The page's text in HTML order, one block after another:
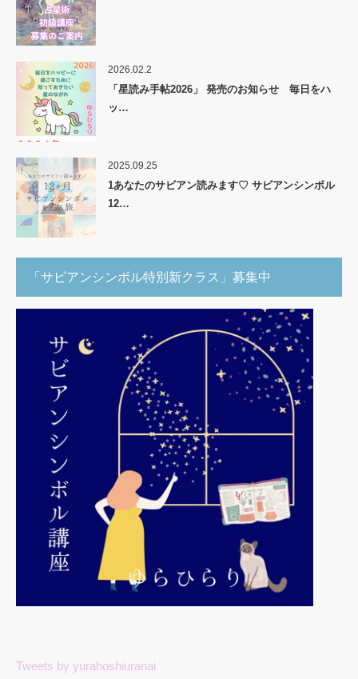
2026.02.2
「星読み手帖2026」 発売のお知らせ 毎日をハ
ッ…
2025.09.25
1あなたのサビアン読みます♡ サビアンシンボル
12…
「サビアンシンボル特別新クラス」募集中
Tweets by yurahoshiuranai